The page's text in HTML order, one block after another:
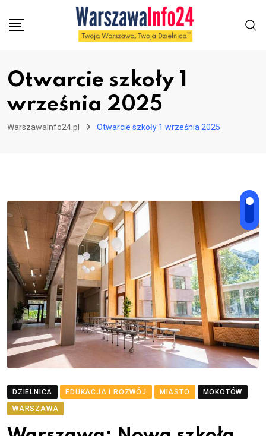
Otwarcie szkoły 1
września 2025
WarszawaInfo24.pl Otwarcie szkoły 1 września 2025
DZIELNICA EDUKACJA I ROZWÓJ MIASTO
MOKOTÓW
WARSZAWA